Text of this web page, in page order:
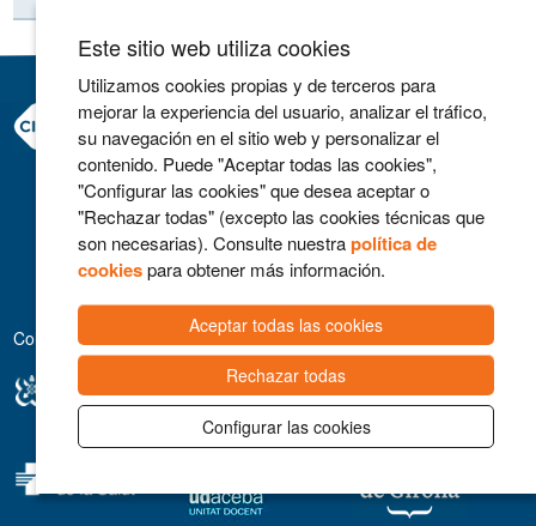
Consorci Hospitalari de Vic
Carrer Francesc Pla 'El Vigatà', 1
08500 Vic
Telefono 93 702 77 16
Contacto
Aviso legal
Colaboradores
Este sitio web utiliza cookies
Utilizamos cookies propias y de terceros para
mejorar la experiencia del usuario, analizar el tráfico,
su navegación en el sitio web y personalizar el
contenido. Puede "Aceptar todas las cookies",
"Configurar las cookies" que desea aceptar o
"Rechazar todas" (excepto las cookies técnicas que
son necesarias). Consulte nuestrapolítica de
cookiespara obtener más información.
Aceptar todas las cookies
Rechazar todas
Configurar las cookies